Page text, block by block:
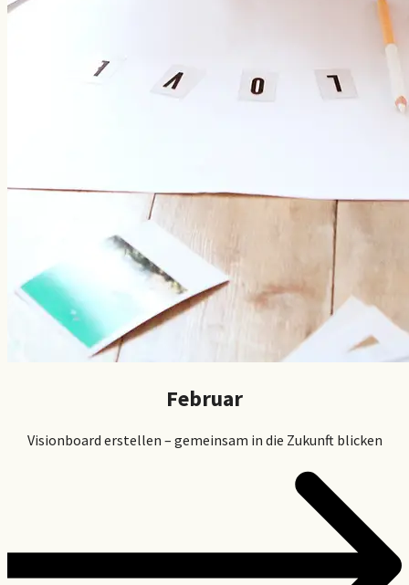
Februar
Visionboard erstellen – gemeinsam in die Zukunft blicken